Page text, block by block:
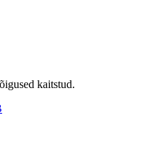
kaitstud.